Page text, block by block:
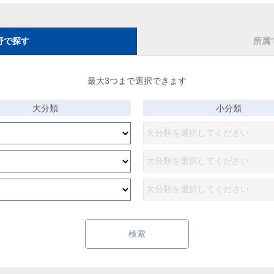
で探す 所属
最大3つまで選択できます
大分類 小分類
検索